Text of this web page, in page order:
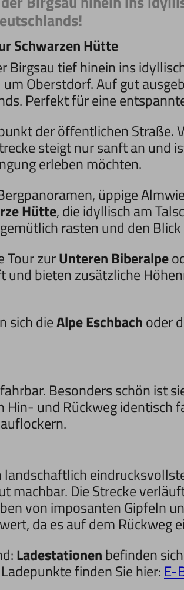
Schwarzen Hütte
Birgsau tief hinein ins
Oberstdorf. Auf gut
Perfekt für eine
der öffentlichen Straße.
steigt nur sanft an und
erleben möchten.
üppige
Hütte, die idyllisch am
rasten und den
Tour zurUnteren Biberalpe
bieten zusätzliche
sich dieAlpe Eschbachoder
Besonders schön ist
und Rückweg identisch
machbar. Die Strecke
von imposanten Gipfeln
da es auf dem Rückweg
Ladestationenbefinden
finden Sie hier: E-